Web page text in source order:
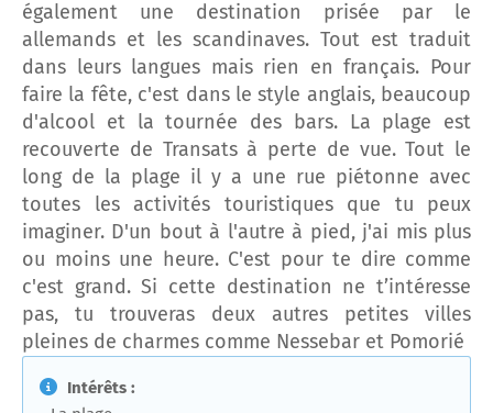
également une destination prisée par le
allemands et les scandinaves. Tout est traduit
dans leurs langues mais rien en français. Pour
faire la fête, c'est dans le style anglais, beaucoup
d'alcool et la tournée des bars. La plage est
recouverte de Transats à perte de vue. Tout le
long de la plage il y a une rue piétonne avec
toutes les activités touristiques que tu peux
imaginer. D'un bout à l'autre à pied, j'ai mis plus
ou moins une heure. C'est pour te dire comme
c'est grand. Si cette destination ne t’intéresse
pas, tu trouveras deux autres petites villes
pleines de charmes comme Nessebar et Pomorié
Intérêts :